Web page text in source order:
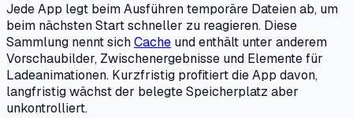
Jede App legt beim Ausführen temporäre Dateien ab, um
beim nächsten Start schneller zu reagieren. Diese
Sammlung nennt sichCache und enthält unter anderem
Vorschaubilder, Zwischenergebnisse und Elemente für
Ladeanimationen. Kurzfristig profitiert die App davon,
langfristig wächst der belegte Speicherplatz aber
unkontrolliert.